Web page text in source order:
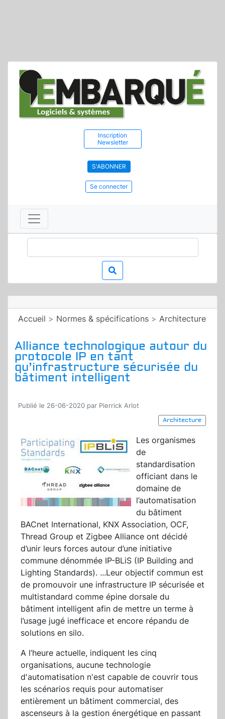
Inscription
Newsletter
S'ABONNER
Se connecter
Accueil > Normes & spécifications > Architecture
Alliance technologique autour du
protocole IP en tant
qu’infrastructure sécurisée du
bâtiment intelligent
Publié le 26-06-2020 par Pierrick Arlot
Architecture
Les organismes
de
standardisation
officiant dans le
domaine de
l’automatisation
du bâtiment
BACnet International, KNX Association, OCF,
Thread Group et Zigbee Alliance ont décidé
d’unir leurs forces autour d’une initiative
commune dénommée IP-BLiS (IP Building and
Lighting Standards). ...Leur objectif commun est
de promouvoir une infrastructure IP sécurisée et
multistandard comme épine dorsale du
bâtiment intelligent afin de mettre un terme à
l’usage jugé inefficace et encore répandu de
solutions en silo.
A l’heure actuelle, indiquent les cinq
organisations, aucune technologie
d'automatisation n'est capable de couvrir tous
les scénarios requis pour automatiser
entièrement un bâtiment commercial, des
ascenseurs à la gestion énergétique en passant